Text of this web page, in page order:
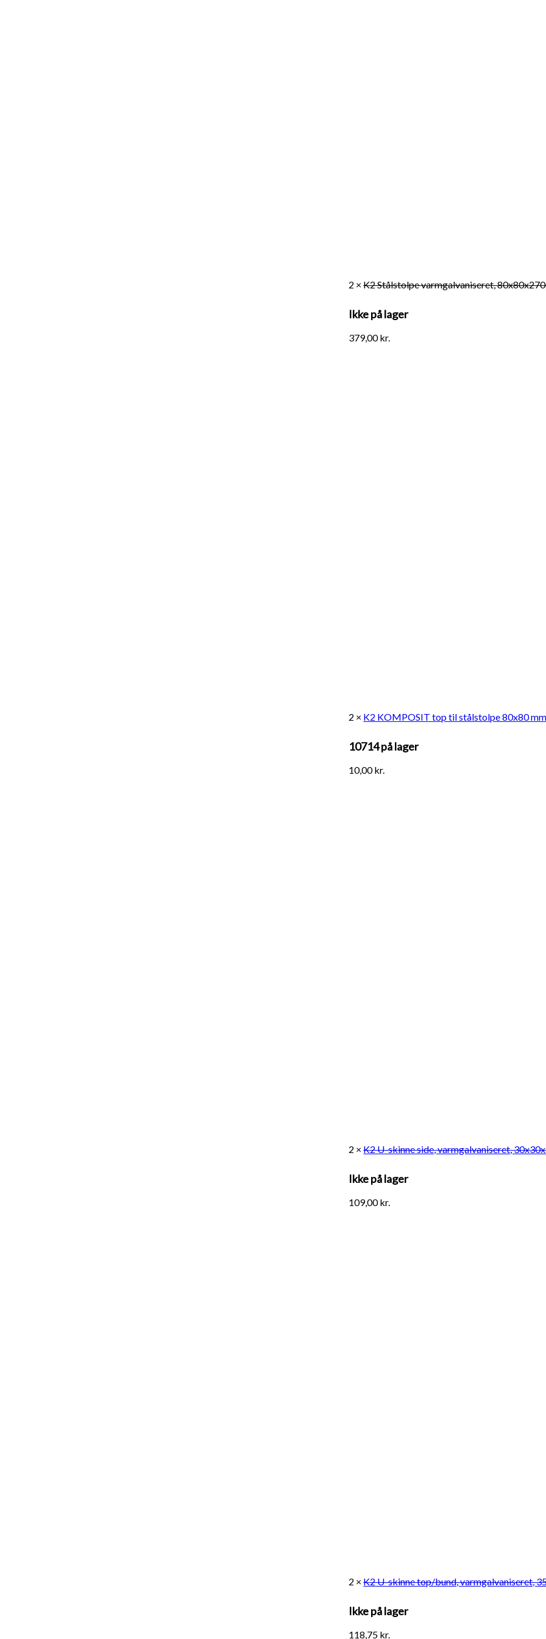
2 ×K2 Stålstolpe varmgalvaniseret,
Ikke på lager
379,00kr.
2 × K2 KOMPOSIT top til stålstolpe 80x80 mm
10714 på lager
10,00kr.
2 ×K2 U-skinne side, varmgalvaniseret,
Ikke på lager
109,00kr.
2 ×K2 U-skinne top/bund, varmgalvaniseret,
Ikke på lager
118,75 kr.